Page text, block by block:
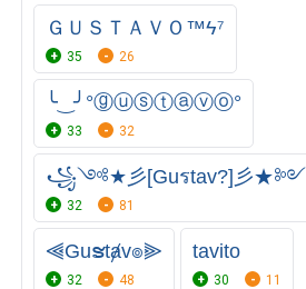
ＧＵＳＴＡＶＯ™ϟ⁷
35 26
╰‿╯°ⓖⓤⓢⓣⓐⓥⓞ°
33 32
꧁༺★彡[Guรtav?]彡
32 81
⫷Guຮtⱥv๏⫸
32 48
tavito
30 11